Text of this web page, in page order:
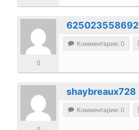
625023558692
0
Комментарии: 0
shaybreaux728
Комментарии: 0